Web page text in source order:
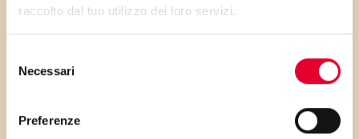
raccolto dal tuo utilizzo dei loro servizi.
delNecessari
Preferenze